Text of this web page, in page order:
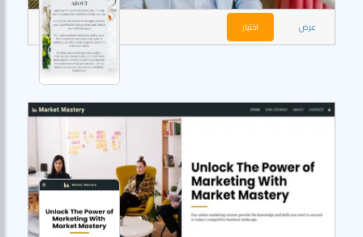
عرض اختيار